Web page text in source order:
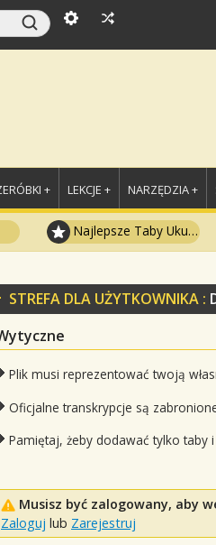
+ LEKCJE + NARZĘDZIA +
Najlepsze Taby Ukulele
STREFA DLA UŻYTKOWNIKA :
Plik musi reprezentować twoją
Oficjalne transkrypcje są
Pamiętaj, żeby dodawać tylko taby
Musisz być zalogowany, aby
Zaloguj lub Zarejestruj